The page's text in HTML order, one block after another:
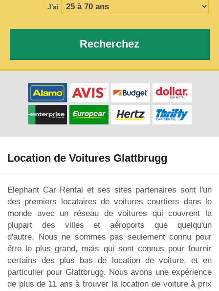
J'ai
Recherchez
Location de Voitures Glattbrugg
Elephant Car Rental et ses sites partenaires sont l'un
des premiers locataires de voitures courtiers dans le
monde avec un réseau de voitures qui couvrent la
plupart des villes et aéroports que quelqu'un
d'autre. Nous ne sommes pas seulement connu pour
être le plus grand, mais qui sont connus pour fournir
certains des plus bas de location de voiture, et en
particulier pour Glattbrugg. Nous avons une expérience
de plus de 11 ans à trouver la location de voiture à prix